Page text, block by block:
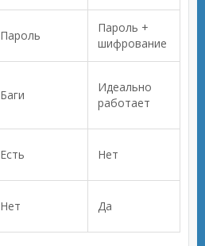
Пароль
Пароль +
шифрование
Баги
Идеально
работает
Есть Нет
Нет Да